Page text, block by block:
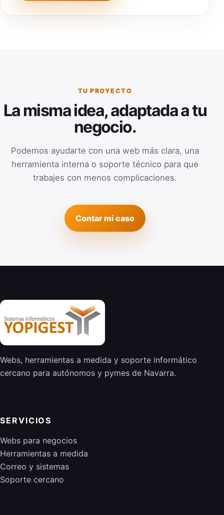
TU PROYECTO
La misma idea, adaptada a tu
negocio.
Podemos ayudarte con una web más clara, una
herramienta interna o soporte técnico para que
trabajes con menos complicaciones.
Contar mi caso
Webs, herramientas a medida y soporte informático
cercano para autónomos y pymes de Navarra.
SERVICIOS
Webs para negocios
Herramientas a medida
Correo y sistemas
Soporte cercano